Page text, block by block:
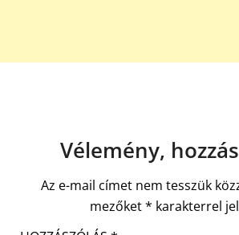
Vélemény,
Az e-mail címet nem tesszük
mezőket* karakterrel